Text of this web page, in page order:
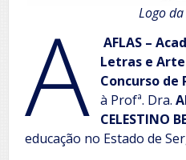
Logo da
A
AFLAS –
Letras e
Concurso de
à Profª. Dra.
CELESTINO
educação no Estado de